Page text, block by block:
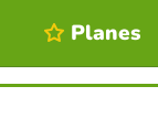
Planes